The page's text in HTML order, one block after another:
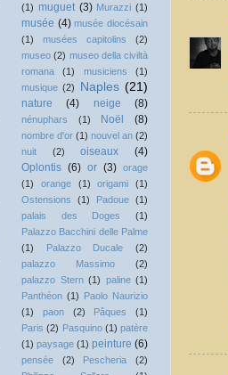
(1) muguet (3) Murazzi (1)
musée (4) musée diocésain
(1)
musées capitolins
(2)
museo (2) museo della civiltà
romana
(1) musiciens
(1)
musique (2) Naples (21)
nature (4) neige (8)
nénuphars (1) Noël (8)
nombre d'or (1) nouvel an (2)
nuit
(2) oiseaux
(4)
Oplontis (6) or (3) orage
(1)
orange (1) origami
(1)
Ostensions
(1) Padoue (1)
palais des Doges
(1)
Palazzo Bacchini delle Palme
(1)
Palazzo Ducale
(2)
palazzo Massimo
(2)
palazzo Stern (1) paline (1)
Panthéon (1)
Paolo Naurizio
(1)
paon (2) Pâques
(1)
Paris (2) Pasquino (1) patère
(1) paysage (1) peinture (6)
pensée (2) Pescheria
(2)